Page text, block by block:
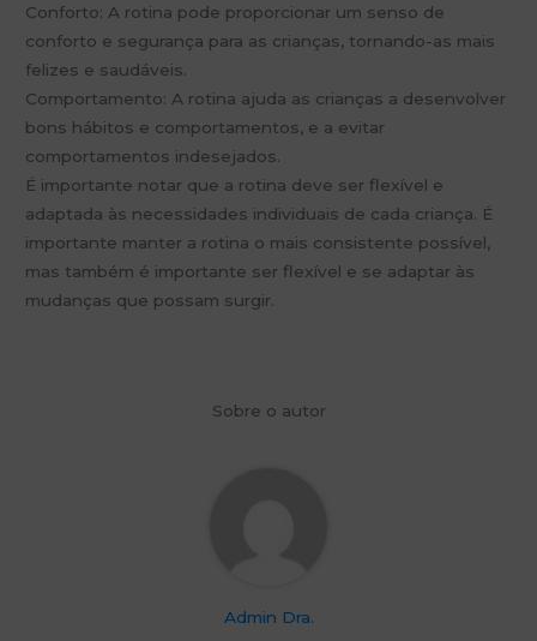
Conforto: A rotina pode proporcionar um senso de
conforto e segurança para as crianças, tornando-as mais
felizes e saudáveis.
Comportamento: A rotina ajuda as crianças a desenvolver
bons hábitos e comportamentos, e a evitar
comportamentos indesejados.
É importante notar que a rotina deve ser flexível e
adaptada às necessidades individuais de cada criança. É
importante manter a rotina o mais consistente possível,
mas também é importante ser flexível e se adaptar às
mudanças que possam surgir.
Sobre o autor
Admin Dra.